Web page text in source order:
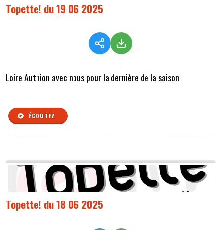
Topette! du 19 06 2025
Loire Authion avec nous pour la dernière de la saison
ÉCOUTEZ
Topette! du 18 06 2025